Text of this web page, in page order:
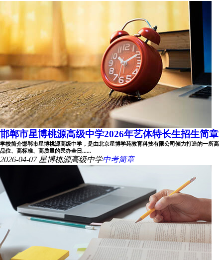
邯郸市星博桃源高级中学2026年艺体特长生招生简章
学校简介邯郸市星博桃源高级中学，是由北京星博学苑教育科技有限公司倾力打造的一所高
品位、高标准、高质量的民办全日......
2026-04-07 星博桃源高级中学中考简章